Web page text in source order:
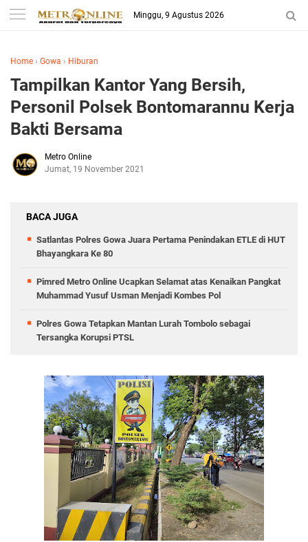
Minggu, 9 Agustus 2026
Home › Gowa › Hiburan
Tampilkan Kantor Yang Bersih,
Personil Polsek Bontomarannu Kerja
Bakti Bersama
Metro Online
Jumat, 19 November 2021
BACA JUGA
Satlantas Polres Gowa Juara Pertama Penindakan ETLE di HUT
Bhayangkara Ke 80
Pimred Metro Online Ucapkan Selamat atas Kenaikan Pangkat
Muhammad Yusuf Usman Menjadi Kombes Pol
Polres Gowa Tetapkan Mantan Lurah Tombolo sebagai
Tersangka Korupsi PTSL